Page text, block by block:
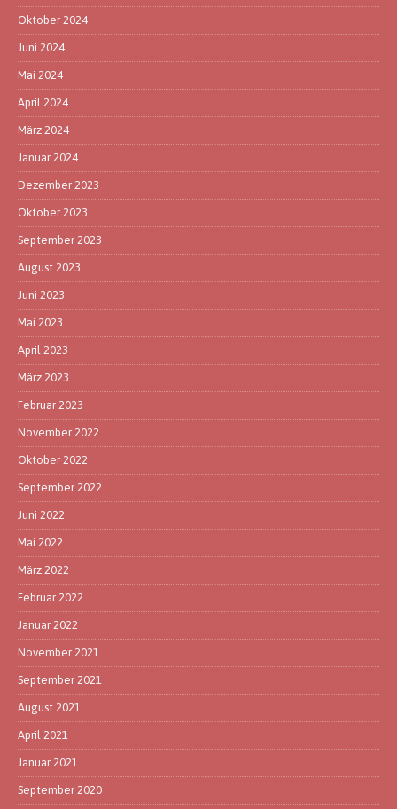
Oktober 2024
Juni 2024
Mai 2024
April 2024
März 2024
Januar 2024
Dezember 2023
Oktober 2023
September 2023
August 2023
Juni 2023
Mai 2023
April 2023
März 2023
Februar 2023
November 2022
Oktober 2022
September 2022
Juni 2022
Mai 2022
März 2022
Februar 2022
Januar 2022
November 2021
September 2021
August 2021
April 2021
Januar 2021
September 2020